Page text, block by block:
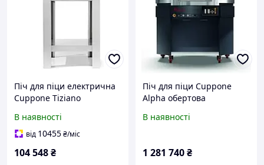
Піч для піци електрична
Cuppone Tiziano
TZ425/1M
В наявності
від 10455₴/міс
104 548₴
Піч для піци Cuppone
Alpha обертова
AO140/1TS
В наявності
1 281 740₴